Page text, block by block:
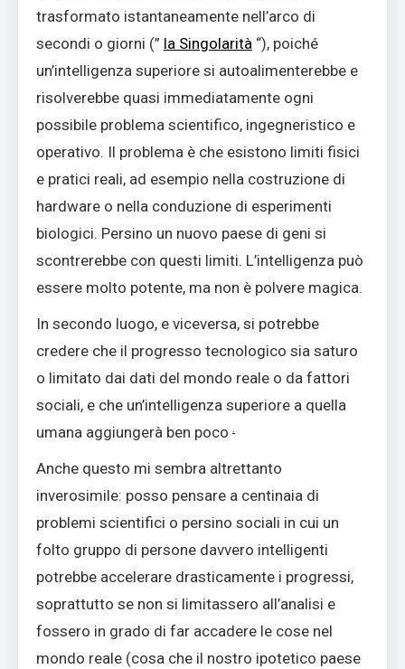
trasformato istantaneamente nell’arco di
secondi o giorni (” la Singolarità “), poiché
un’intelligenza superiore si autoalimenterebbe e
risolverebbe quasi immediatamente ogni
possibile problema scientifico, ingegneristico e
operativo. Il problema è che esistono limiti fisici
e pratici reali, ad esempio nella costruzione di
hardware o nella conduzione di esperimenti
biologici. Persino un nuovo paese di geni si
scontrerebbe con questi limiti. L’intelligenza può
essere molto potente, ma non è polvere magica.
In secondo luogo, e viceversa, si potrebbe
credere che il progresso tecnologico sia saturo
o limitato dai dati del mondo reale o da fattori
sociali, e che un’intelligenza superiore a quella
umana aggiungerà ben poco
Anche questo mi sembra altrettanto
inverosimile: posso pensare a centinaia di
problemi scientifici o persino sociali in cui un
folto gruppo di persone davvero intelligenti
potrebbe accelerare drasticamente i progressi,
soprattutto se non si limitassero all’analisi e
fossero in grado di far accadere le cose nel
mondo reale (cosa che il nostro ipotetico paese